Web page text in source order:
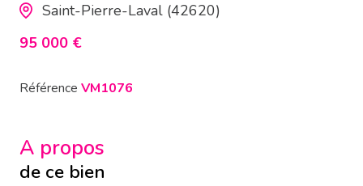
Saint-Pierre-Laval (42620)
95 000 €
Référence VM1076
A propos
de ce bien